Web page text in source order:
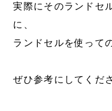
実際にそのランドセ
に、
ランドセルを使って
ぜひ参考にしてくだ